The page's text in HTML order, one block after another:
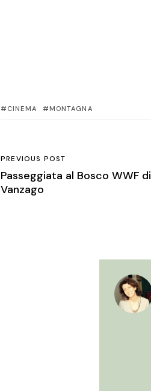
CINEMA MONTAGNA
PREVIOUS POST
Passeggiata al Bosco WWF di
Vanzago